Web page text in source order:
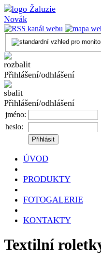
Přihlášení/odhlášení
Přihlášení/odhlášení
jméno:
heslo:
ÚVOD
PRODUKTY
FOTOGALERIE
KONTAKTY
Textilní